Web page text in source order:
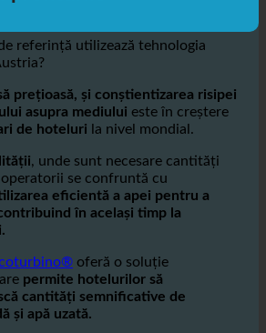
profiturile
referință utilizează tehnologia
prețioasă, și conștientizarea risipei
asupra mediuluieste în creștere
de hotelurila nivel mondial.
, unde sunt necesare cantități
operatorii se confruntă cu
în același timp la
oferă o soluție
permite hotelurilor să